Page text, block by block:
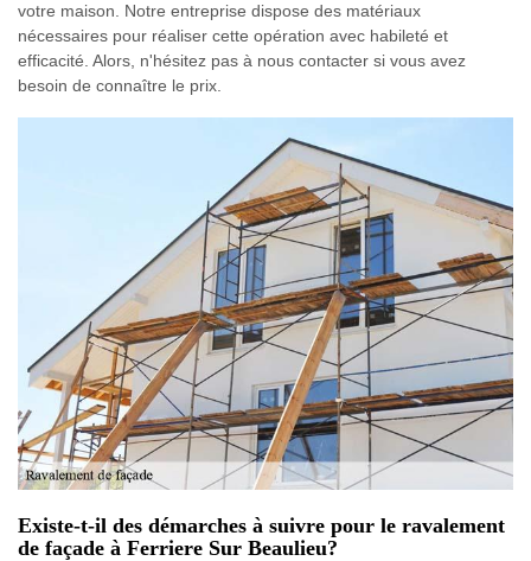
votre maison. Notre entreprise dispose des matériaux
nécessaires pour réaliser cette opération avec habileté et
efficacité. Alors, n'hésitez pas à nous contacter si vous avez
besoin de connaître le prix.
Existe-t-il des démarches à suivre pour le ravalement
de façade à Ferriere Sur Beaulieu?